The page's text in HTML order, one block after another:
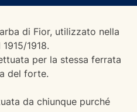
di Fior, utilizzato nella
1918.
per la stessa ferrata
del forte.
da chiunque purché